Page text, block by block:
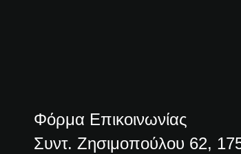
Φόρμα Επικοινωνίας
Συντ. Ζησιμοπούλου 62,